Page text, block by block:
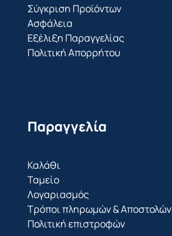
Σύγκριση Προϊόντων
Ασφάλεια
Εξέλιξη Παραγγελίας
Πολιτική Απορρήτου
Παραγγελία
Καλάθι
Ταμείο
Λογαριασμός
Τρόποι πληρωμών & Αποστολών
Πολιτική επιστροφών